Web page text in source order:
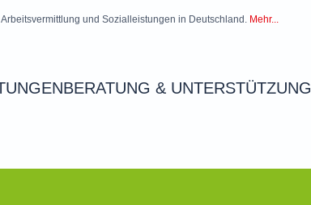
und Sozialleistungen in Deutschland. Mehr...
BERATUNG & UNTERSTÜTZUNG